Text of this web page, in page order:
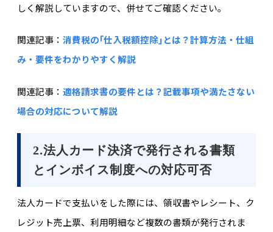
しく解説していますので、併せてご確認ください。
関連記事： 消費税の｢仕入税額控除｣とは？計算方法・仕組
み・要件をわかりやすく解説
関連記事： 適格請求書の要件とは？記載事項や満たさない
場合の対応について解説
2.法人カード決済で発行される書類
とインボイス制度への対応可否
法人カードで支払いをした際には、領収書やレシート、ク
レジット売上票、利用明細など複数の書類が発行されま